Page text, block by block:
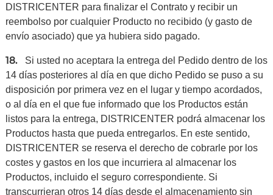
DISTRICENTER para finalizar el Contrato y recibir un
reembolso por cualquier Producto no recibido (y gasto de
envío asociado) que ya hubiera sido pagado.
18.
Si usted no aceptara la entrega del Pedido dentro de los
14 días posteriores al día en que dicho Pedido se puso a su
disposición por primera vez en el lugar y tiempo acordados,
o al día en el que fue informado que los Productos están
listos para la entrega, DISTRICENTER podrá almacenar los
Productos hasta que pueda entregarlos. En este sentido,
DISTRICENTER se reserva el derecho de cobrarle por los
costes y gastos en los que incurriera al almacenar los
Productos, incluido el seguro correspondiente. Si
transcurrieran otros 14 días desde el almacenamiento sin